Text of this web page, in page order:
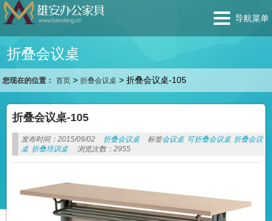
导航菜单
折叠会议桌
您现在的位置： 首页 >折叠会议桌 >折叠会议桌-105
折叠会议桌-105
发布时间：2015/09/02 折叠会议桌 标签会议桌 可折叠会议桌 折叠会议
桌 折叠培训桌 浏览次数：2955